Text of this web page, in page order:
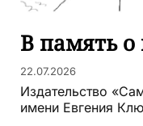
В память о
22.07.2026
Издательство
имени Евгения